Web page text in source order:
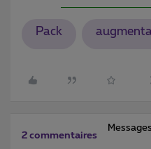
Pack
2 commentaires